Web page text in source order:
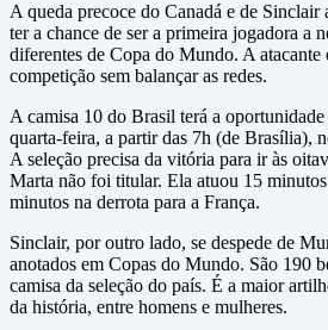
A queda precoce do Canadá e de Sinclair
ter a chance de ser a primeira jogadora a
diferentes de Copa do Mundo. A atacante
competição sem balançar as redes.
A camisa 10 do Brasil terá a oportunidade
quarta-feira, a partir das 7h (de Brasília),
A seleção precisa da vitória para ir às
Marta não foi titular. Ela atuou 15
minutos na derrota para a França.
Sinclair, por outro lado, se despede de
anotados em Copas do Mundo. São 190
camisa da seleção do país. É a maior
da história, entre homens e mulheres.